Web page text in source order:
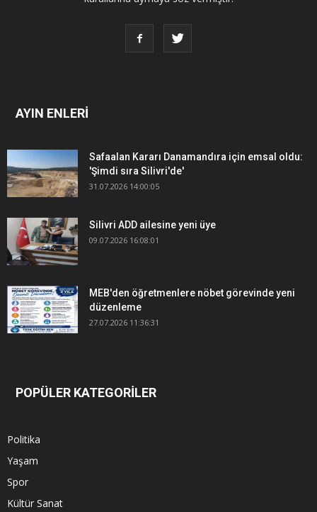
AYIN ENLERİ
Safaalan Kararı Danamandıra için emsal oldu:
'Şimdi sıra Silivri'de'
31.07.2026 14:00:05
Silivri ADD ailesine yeni üye
09.07.2026 16:08:01
MEB'den öğretmenlere nöbet görevinde yeni
düzenleme
27.07.2026 11:36:31
POPÜLER KATEGORİLER
Politika
Yaşam
Spor
Kültür Sanat